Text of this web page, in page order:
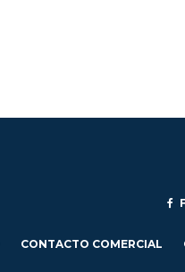
CONTACTO COMERCIAL